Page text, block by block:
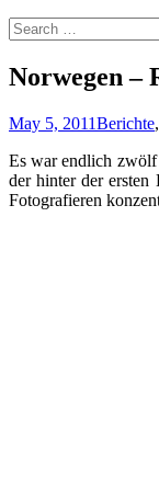
Search
for:
Norwegen –
May 5, 2011Berichte,
Es war endlich zwölf
der hinter der
Fotografieren